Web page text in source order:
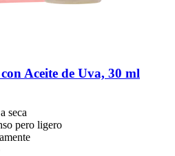
Aceite de Uva, 30 ml
seca
pero ligero